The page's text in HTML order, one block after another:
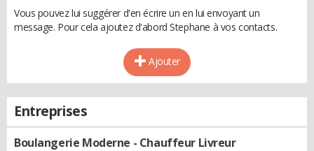
Vous pouvez lui suggérer d'en écrire un en lui envoyant un
message. Pour cela ajoutez d'abord Stephane à vos contacts.
Ajouter
Entreprises
Boulangerie Moderne - Chauffeur Livreur